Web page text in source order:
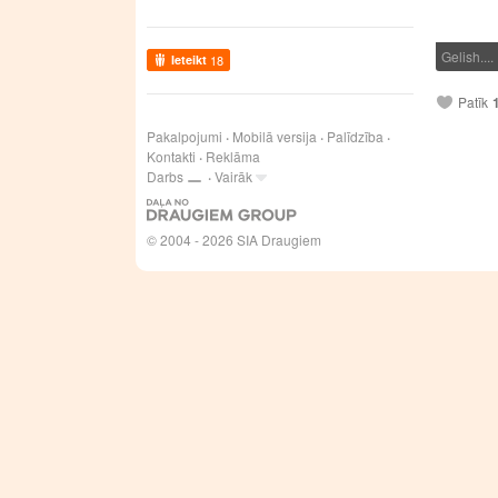
Ieteikt 18
Pakalpojumi Mobilā versija
Palīdzība
Kontakti
Reklāma
Darbs
Vairāk
© 2004 - 2026 SIA Draugiem
Gelish....
Patīk